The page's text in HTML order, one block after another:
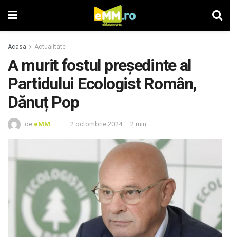
Acasa Actualitate
A murit fostul președinte al
Partidului Ecologist Român,
Dănuț Pop
de eMM 2 octombrie 2024 2 min